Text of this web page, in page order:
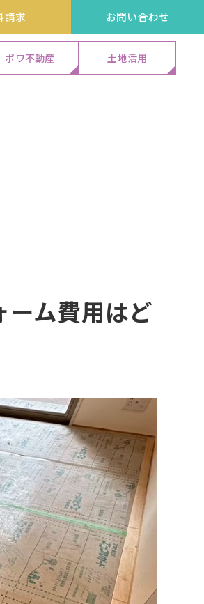
請求 お問い合わせ
ボワ不動産 土地活用
ーム費用はど